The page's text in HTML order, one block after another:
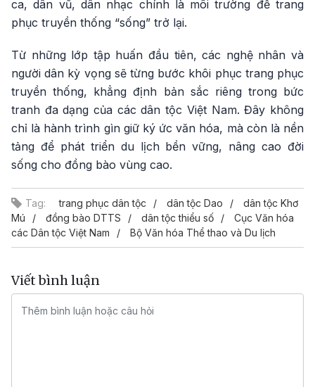
ca, dân vũ, dân nhạc chính là môi trường để trang
phục truyền thống “sống” trở lại.
Từ những lớp tập huấn đầu tiên, các nghệ nhân và
người dân kỳ vọng sẽ từng bước khôi phục trang phục
truyền thống, khẳng định bản sắc riêng trong bức
tranh đa dạng của các dân tộc Việt Nam. Đây không
chỉ là hành trình gìn giữ ký ức văn hóa, mà còn là nền
tảng để phát triển du lịch bền vững, nâng cao đời
sống cho đồng bào vùng cao.
Tag: trang phục dân tộc dân tộc Dao
dân tộc Khơ
Mú
đồng bào DTTS dân tộc thiểu số
Cục Văn hóa
các Dân tộc Việt Nam
Bộ Văn hóa Thể thao và Du lịch
Viết bình luận